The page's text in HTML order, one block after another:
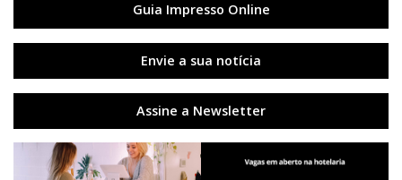
Guia Impresso Online
Envie a sua notícia
Assine a Newsletter